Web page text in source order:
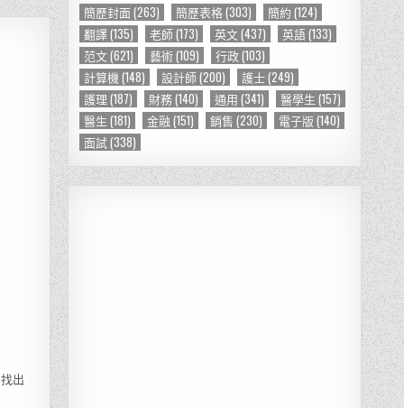
出
簡歷封面(263) 簡歷表格(303) 簡約 (124)
翻譯(135) 老師(173) 英文(437) 英語(133)
范文(621) 藝術(109) 行政(103)
計算機 (148) 設計師(200) 護士(249)
護理 (187) 財務(140) 通用 (341) 醫學生 (157)
醫生 (181) 金融 (151) 銷售 (230) 電子版 (140)
面試(338)